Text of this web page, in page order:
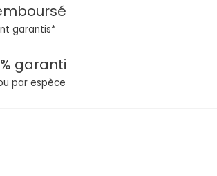
garantis*
garanti
par espèce